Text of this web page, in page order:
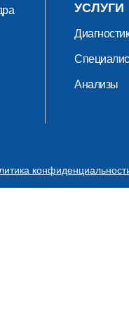
УСЛУГИ
Анализы